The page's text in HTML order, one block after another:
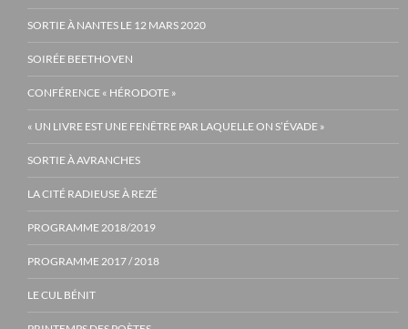
SORTIE À NANTES LE 12 MARS 2020
SOIRÉE BEETHOVEN
CONFÉRENCE « HÉRODOTE »
« UN LIVRE EST UNE FENÊTRE PAR LAQUELLE ON S’ÉVADE »
SORTIE À AVRANCHES
LA CITÉ RADIEUSE À REZÉ
PROGRAMME 2018/2019
PROGRAMME 2017 / 2018
LE CUL BÉNIT